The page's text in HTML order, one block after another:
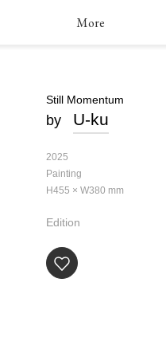
More
Still Momentum
by U-ku
2025
Painting
H455 × W380 mm
Edition